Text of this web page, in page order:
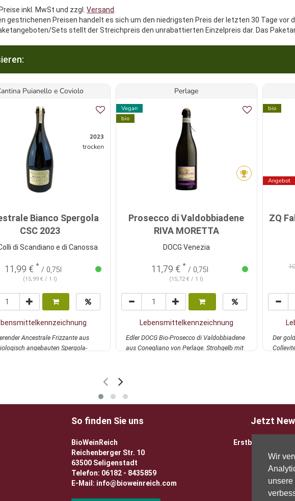
Wir
inkl. MwSt und zzgl. Versand
gestrichenen Preisen handelt es sich um den niedrigsten Preis der letzten 30 Tage vor
Sets stellt der Streichpreis den unrabattierten Einzelpreis dar. Das
Puianello e Coviolo
2023
trocken
Bianco Spergola
CSC 2023
di Scandiano e di Canossa
11,99 € * / 0,75l
(15,99 € / 1 l)
Ancestrale Frizzante aus
angebauten Spergola-
Perlage
Vegan
bio
Prosecco di Valdobbiadene
RIVA MORETTA
DOCG Venezia
11,79 € * / 0,75l
(15,72 € / 1 l)
Lebensmittelkennzeichnung
Edler DOCG Bio-Prosecco di Valdobbiadene
aus Conegliano von Perlage. Strohgelb mit
bio
Angebot
ZQ
Der
So finden Sie uns
BioWeinReich
Reichenberger Str. 10
63500 Seligenstadt
Telefon: 06182 - 8435859
E-Mail: info@bioweinreich.com
Jetzt
Erstbesteller